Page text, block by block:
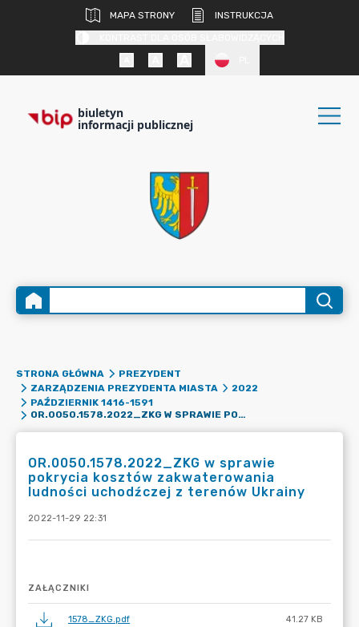
MAPA STRONY
INSTRUKCJA
biuletyn
informacji publicznej
STRONA GŁÓWNA
PREZYDENT
ZARZĄDZENIA PREZYDENTA MIASTA
2022
PAŹDZIERNIK 1416-1591
OR.0050.1578.2022_ZKG W SPRAWIE POKRYCIA KOSZTÓW ZAKWATEROWANIA LUDNOŚCI UCHODŹCZEJ Z TERENÓW UKRAINY
OR.0050.1578.2022_ZKG w sprawie
pokrycia kosztów zakwaterowania
ludności uchodźczej z terenów Ukrainy
2022-11-29 22:31
ZAŁĄCZNIKI
1578_ZKG.pdf 41.27 KB